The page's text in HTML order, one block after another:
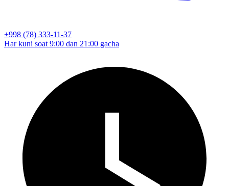
+998 (78) 333-11-37
Har kuni soat 9:00 dan 21:00 gacha